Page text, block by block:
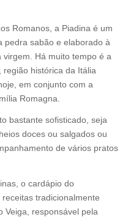
Romanos, a Piadina é um
pedra sabão e elaborado à
Há muito tempo é a
histórica da Itália
em conjunto com a
Romagna.
bastante sofisticado, seja
doces ou salgados ou
de vários pratos
o cardápio do
tradicionalmente
Veiga, responsável pela